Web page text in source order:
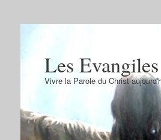
Les Evangiles
Vivre la Parole du Christ